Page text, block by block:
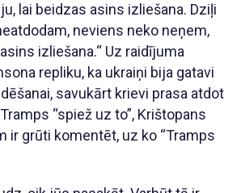
lai beidzas asins izliešana. Dziļi
neviens neko neņem,
izliešana.“ Uz raidījuma
repliku, ka ukraiņi bija gatavi
savukārt krievi prasa atdot
“spiež uz to”, Krištopans
ir grūti komentēt, uz ko “Tramps